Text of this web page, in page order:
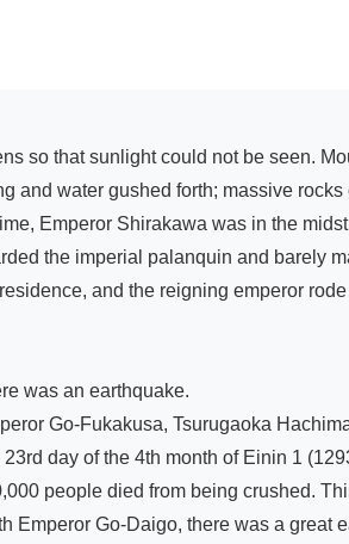
and water gushed forth; massive rocks
Emperor Shirakawa was in the
the imperial palanquin and barely
and the reigning emperor rode
was an earthquake.
Go-Fukakusa, Tsurugaoka
day of the 4th month of Einin 1
people died from being crushed.
Emperor Go-Daigo, there was a great